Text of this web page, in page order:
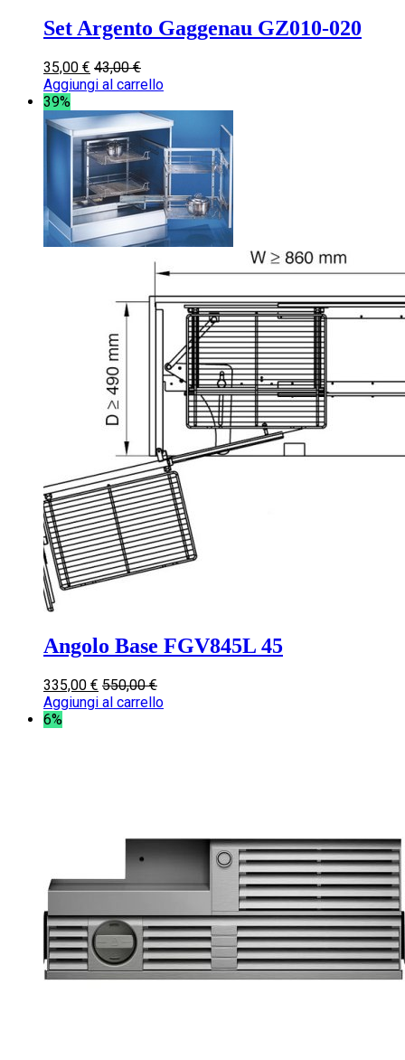
Set Argento Gaggenau GZ010-020
35,00 € 43,00€
Aggiungi al carrello
39%
Angolo Base FGV845L 45
335,00 € 550,00€
Aggiungi al carrello
6%